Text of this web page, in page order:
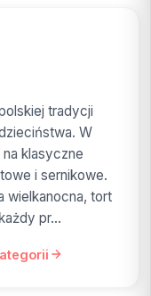
tradycji
W
klasyczne
i sernikowe.
wielkanocna, tort
pr...